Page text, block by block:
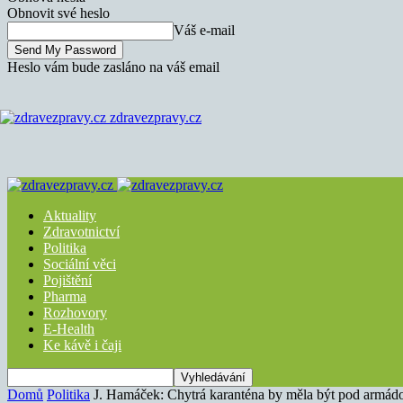
Obnovit své heslo
Váš e-mail
Heslo vám bude zasláno na váš email
zdravezpravy.cz
Aktuality
Zdravotnictví
Politika
Sociální věci
Pojištění
Pharma
Rozhovory
E-Health
Ke kávě i čaji
Domů Politika J. Hamáček: Chytrá karanténa by měla být pod